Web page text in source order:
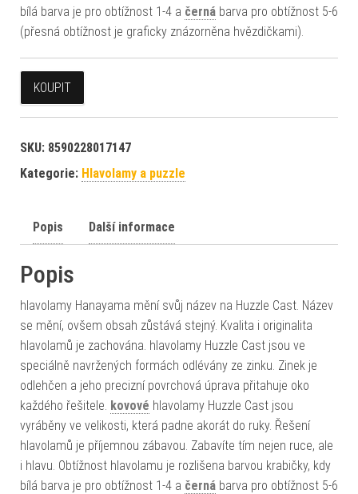
bílá barva je pro obtížnost 1-4 a černá barva pro obtížnost 5-6
(přesná obtížnost je graficky znázorněna hvězdičkami).
KOUPIT
SKU: 8590228017147
Kategorie: Hlavolamy a puzzle
Popis Další informace
Popis
hlavolamy Hanayama mění svůj název na Huzzle Cast. Název
se mění, ovšem obsah zůstává stejný. Kvalita i originalita
hlavolamů je zachována. hlavolamy Huzzle Cast jsou ve
speciálně navržených formách odlévány ze zinku. Zinek je
odlehčen a jeho precizní povrchová úprava přitahuje oko
každého řešitele. kovové hlavolamy Huzzle Cast jsou
vyráběny ve velikosti, která padne akorát do ruky. Řešení
hlavolamů je příjemnou zábavou. Zabavíte tím nejen ruce, ale
i hlavu. Obtížnost hlavolamu je rozlišena barvou krabičky, kdy
bílá barva je pro obtížnost 1-4 a černá barva pro obtížnost 5-6